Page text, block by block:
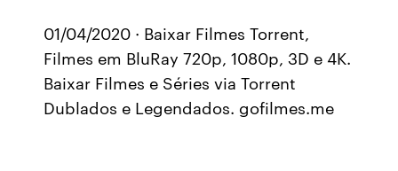
01/04/2020 · Baixar Filmes Torrent,
Filmes em BluRay 720p, 1080p, 3D e 4K.
Baixar Filmes e Séries via Torrent
Dublados e Legendados. gofilmes.me